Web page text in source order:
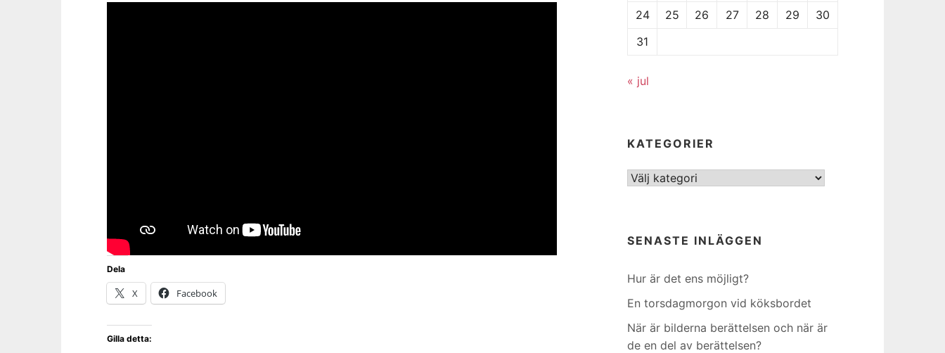
Dela
X Facebook
Gilla detta:
24
25 26 27 28 29
30
31
« jul
KATEGORIER
Kategorier
SENASTE INLÄGGEN
Hur är det ens möjligt?
En torsdagmorgon vid köksbordet
När är bilderna berättelsen och när är
de en del av berättelsen?